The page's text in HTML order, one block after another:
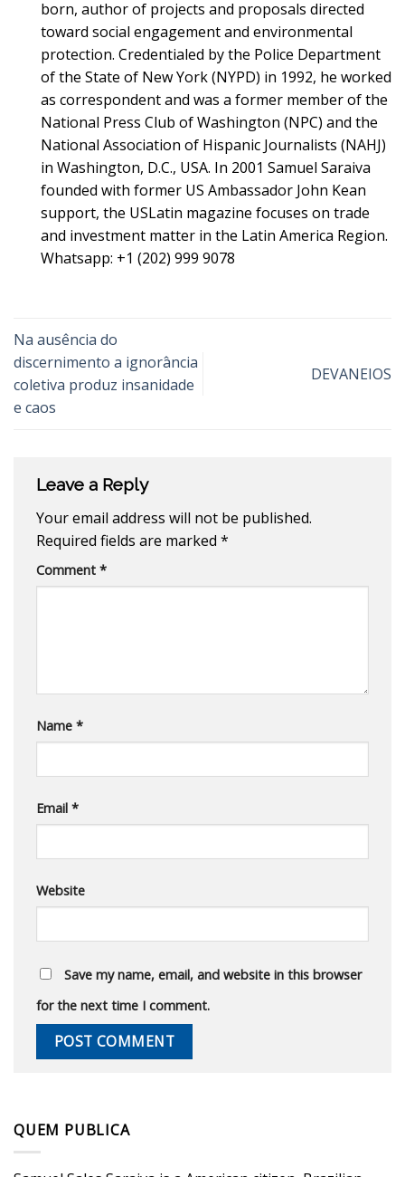
born, author of projects and proposals directed
toward social engagement and environmental
protection. Credentialed by the Police Department
of the State of New York (NYPD) in 1992, he worked
as correspondent and was a former member of the
National Press Club of Washington (NPC) and the
National Association of Hispanic Journalists (NAHJ)
in Washington, D.C., USA. In 2001 Samuel Saraiva
founded with former US Ambassador John Kean
support, the USLatin magazine focuses on trade
and investment matter in the Latin America Region.
Whatsapp: +1 (202) 999 9078
Na ausência do
discernimento a ignorância
coletiva produz insanidade
e caos
DEVANEIOS
Leave a Reply
Your email address will not be published.
Required fields are marked *
Comment *
Name *
Email *
Website
Save my name, email, and website in this browser
for the next time I comment.
QUEM PUBLICA